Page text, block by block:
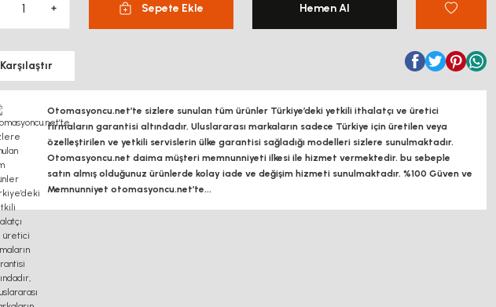
Sepete Ekle Hemen Al
Karşılaştır
Otomasyoncu.net’te sizlere sunulan tüm ürünler Türkiye’deki yetkili ithalatçı ve üretici
firmaların garantisi altındadır, Uluslararası markaların sadece Türkiye için üretilen veya
özelleştirilen ve yetkili servislerin ülke garantisi sağladığı modelleri sizlere sunulmaktadır.
Otomasyoncu.net daima müşteri memnunniyeti ilkesi ile hizmet vermektedir. bu sebeple
satın almış olduğunuz ürünlerde kolay iade ve değişim hizmeti sunulmaktadır. %100 Güven ve
Memnunniyet otomasyoncu.net’te...